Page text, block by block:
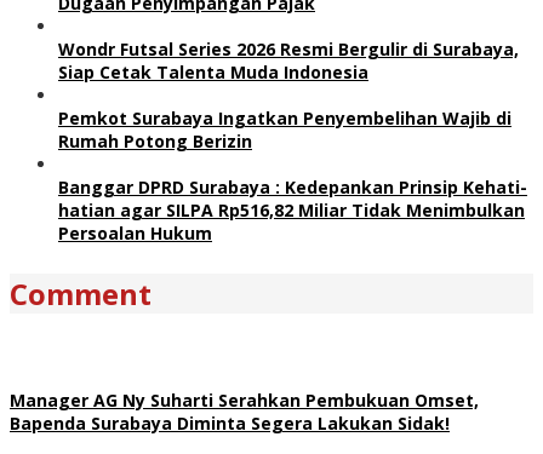
Wondr Futsal Series 2026 Resmi Bergulir di Surabaya,
Siap Cetak Talenta Muda Indonesia
Pemkot Surabaya Ingatkan Penyembelihan Wajib di
Rumah Potong Berizin
Banggar DPRD Surabaya : Kedepankan Prinsip Kehati-
hatian agar SILPA Rp516,82 Miliar Tidak Menimbulkan
Persoalan Hukum
Comment
Manager AG Ny Suharti Serahkan Pembukuan Omset,
Bapenda Surabaya Diminta Segera Lakukan Sidak!